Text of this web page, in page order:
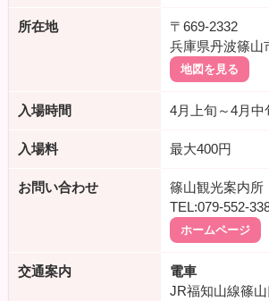
所在地
〒669-2332
兵庫県丹波篠山
地図を見る
入場時間 4月上旬～4月中
入場料 最大400円
お問い合わせ
篠山観光案内所
TEL:079-552-
ホームページ
交通案内
電車
JR福知山線篠